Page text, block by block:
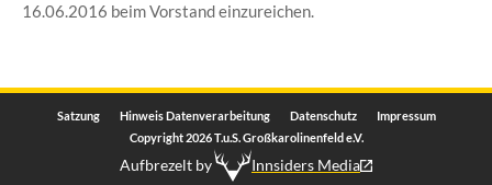
16.06.2016 beim Vorstand einzureichen.
Copyright 2026 T.u.S. Großkarolinenfeld e.V.
Aufbrezelt by Innsiders Media
Satzung Hinweis Datenverarbeitung Datenschutz Impressum